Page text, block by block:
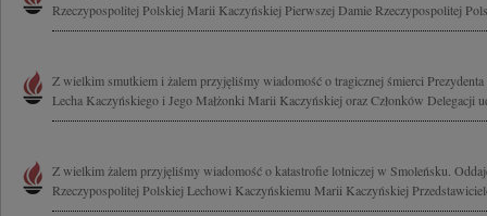
Rzeczypospolitej Polskiej Marii Kaczyńskiej Pierwszej Damie Rzeczypospolitej
Z wielkim smutkiem i żalem przyjęliśmy wiadomość o tragicznej śmierci
Lecha Kaczyńskiego i Jego Małżonki Marii Kaczyńskiej oraz Członków Delegacji
Z wielkim żalem przyjęliśmy wiadomość o katastrofie lotniczej w Smoleńsku.
Rzeczypospolitej Polskiej Lechowi Kaczyńskiemu Marii Kaczyńskiej